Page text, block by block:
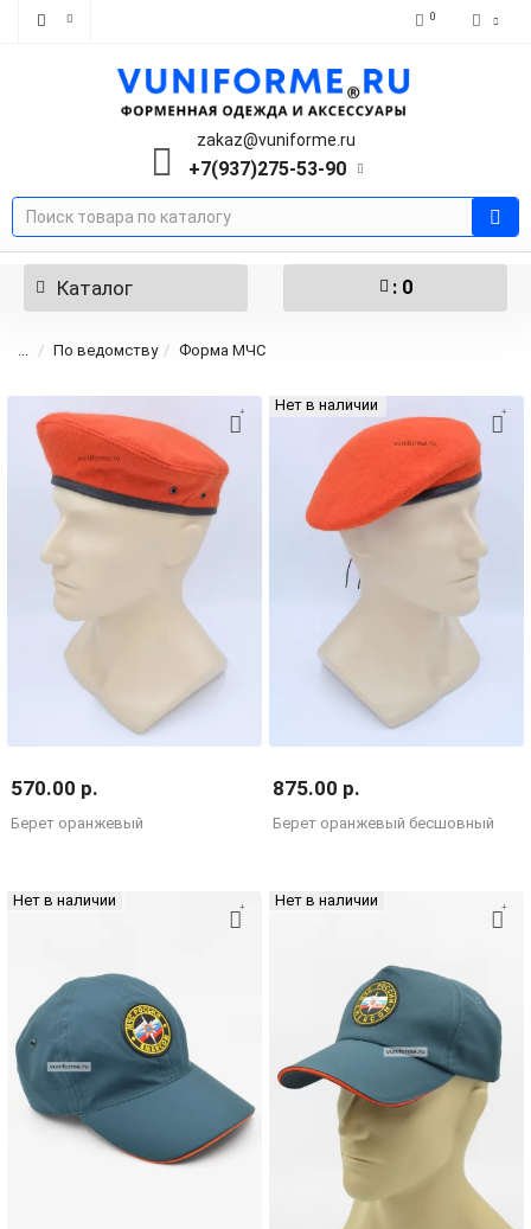
0
zakaz@vuniforme.ru
+7(937)275-53-90
Каталог : 0
... По ведомству Форма МЧС
Берет оранжевый
570.00 р.
Нет в наличии
Берет оранжевый бесшовный
875.00 р.
Нет в наличии Нет в наличии